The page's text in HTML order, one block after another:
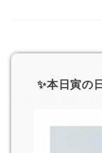
8月の営業日およ
✨本日寅の